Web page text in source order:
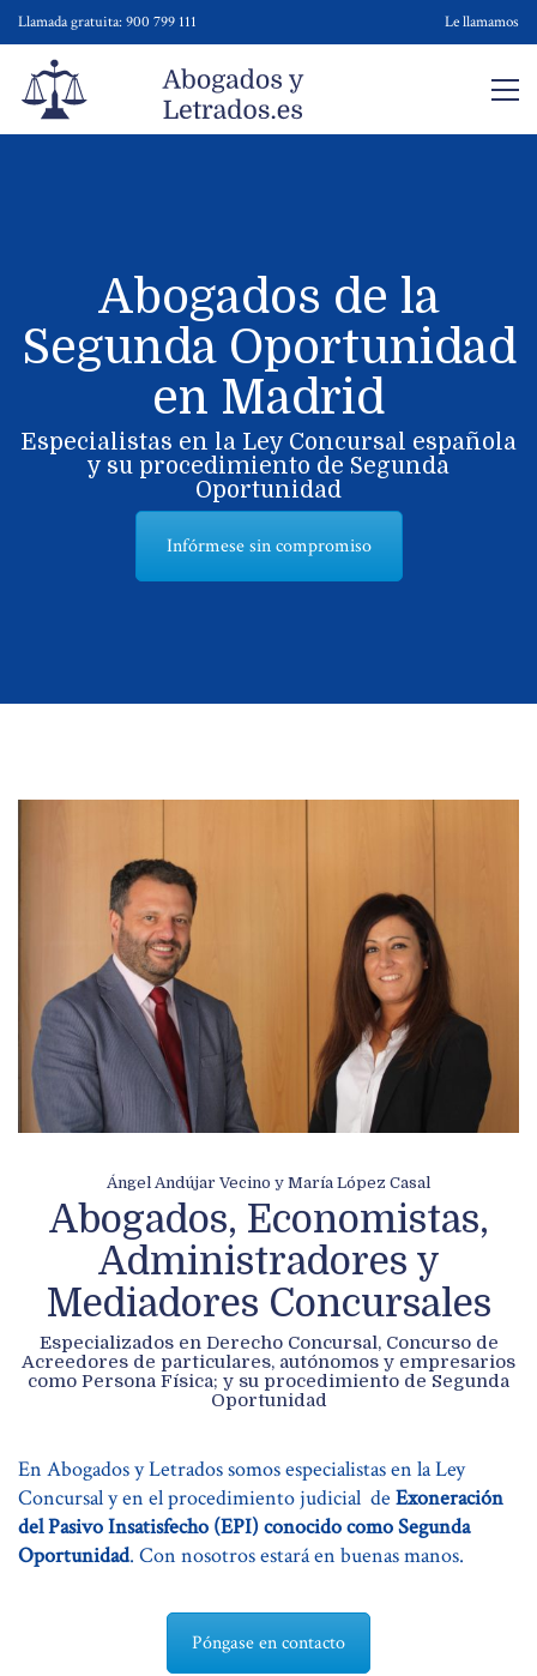
Llamada gratuita: 900 799 111 Le llamamos
Abogados de la
Segunda Oportunidad
en Madrid
Especialistas en la Ley Concursal española
y su procedimiento de Segunda
Oportunidad
Infórmese sin compromiso
Ángel Andújar Vecino y María López Casal
Abogados, Economistas,
Administradores y
Mediadores Concursales
Especializados en Derecho Concursal, Concurso de
Acreedores de particulares, autónomos y empresarios
como Persona Física; y su procedimiento de Segunda
Oportunidad
En Abogados y Letrados somos especialistas en la Ley
Concursal y en el procedimiento judicial de Exoneración
del Pasivo Insatisfecho (EPI) conocido como Segunda
Oportunidad. Con nosotros estará en buenas manos.
Póngase en contacto